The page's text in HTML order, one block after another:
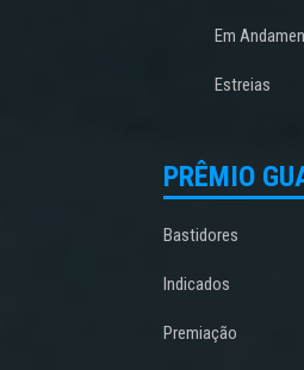
Em
Estreias
PRÊMIO
Bastidores
Indicados
Premiação